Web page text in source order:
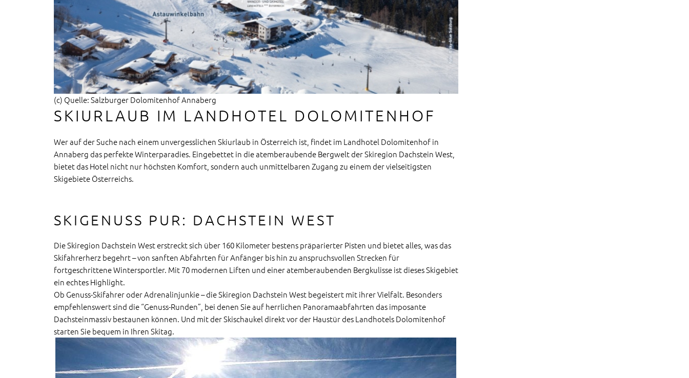
(c) Quelle: Salzburger Dolomitenhof Annaberg
SKIURLAUB IM LANDHOTEL DOLOMITENHOF
Wer auf der Suche nach einem unvergesslichen Skiurlaub in Österreich ist, findet im Landhotel Dolomitenhof in
Annaberg das perfekte Winterparadies. Eingebettet in die atemberaubende Bergwelt der Skiregion Dachstein West,
bietet das Hotel nicht nur höchsten Komfort, sondern auch unmittelbaren Zugang zu einem der vielseitigsten
Skigebiete Österreichs.
SKIGENUSS PUR: DACHSTEIN WEST
Die Skiregion Dachstein West erstreckt sich über 160 Kilometer bestens präparierter Pisten und bietet alles, was das
Skifahrerherz begehrt – von sanften Abfahrten für Anfänger bis hin zu anspruchsvollen Strecken für
fortgeschrittene Wintersportler. Mit 70 modernen Liften und einer atemberaubenden Bergkulisse ist dieses Skigebiet
ein echtes Highlight.
Ob Genuss-Skifahrer oder Adrenalinjunkie – die Skiregion Dachstein West begeistert mit ihrer Vielfalt. Besonders
empfehlenswert sind die “Genuss-Runden”, bei denen Sie auf herrlichen Panoramaabfahrten das imposante
Dachsteinmassiv bestaunen können. Und mit der Skischaukel direkt vor der Haustür des Landhotels Dolomitenhof
starten Sie bequem in Ihren Skitag.